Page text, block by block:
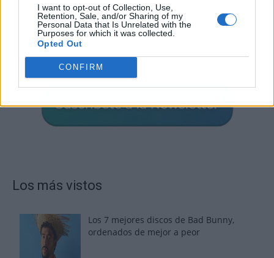
I want to opt-out of Collection, Use,
Retention, Sale, and/or Sharing of my
Personal Data that Is Unrelated with the
Purposes for which it was collected.
Opted Out
CONFIRM
Los más vistos
Los 7 mejores discos de Bad Bunny,
ordenados de mejor a peor